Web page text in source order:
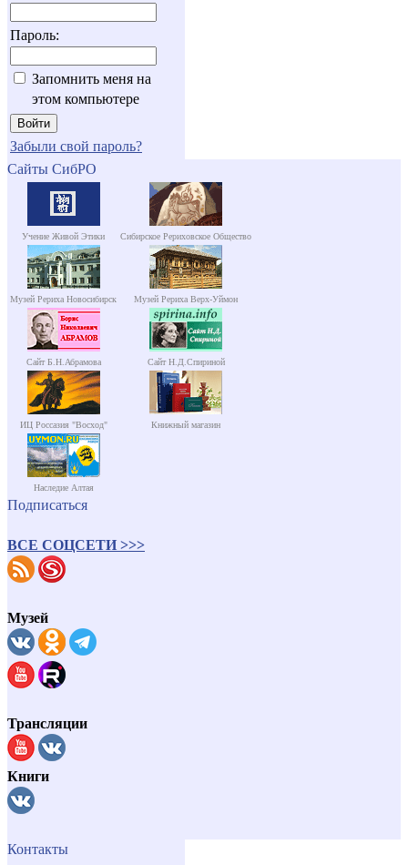
Пароль:
Запомнить меня на
этом компьютере
Забыли свой пароль?
Сайты СибРО
Учение Живой Этики Сибирское Рериховское Общество
Музей Рериха Новосибирск Музей Рериха Верх-Уймон
Сайт Б.Н.Абрамова Сайт Н.Д.Спириной
ИЦ Россазия "Восход" Книжный магазин
Наследие Алтая
Подписаться
ВСЕ СОЦСЕТИ >>>
Музей
Трансляции
Книги
Контакты